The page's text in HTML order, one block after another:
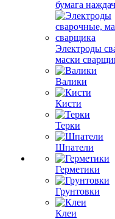
бумага
Электроды
маски
Валики
Кисти
Терки
Шпатели
Герметики
Грунтовки
Клеи